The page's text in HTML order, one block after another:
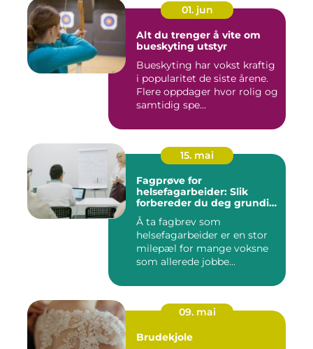
01. jun
Alt du trenger å vite om
bueskyting utstyr
Bueskyting har vokst kraftig
i popularitet de siste årene.
Flere oppdager hvor rolig og
samtidig spe...
15. mai
Fagprøve for
helsefagarbeider: Slik
forbereder du deg grundig
for helsefagarbeider-
fagbrev
Å ta fagbrev som
helsefagarbeider er en stor
milepæl for mange voksne
som allerede jobbe...
09. mai
Brudekjole